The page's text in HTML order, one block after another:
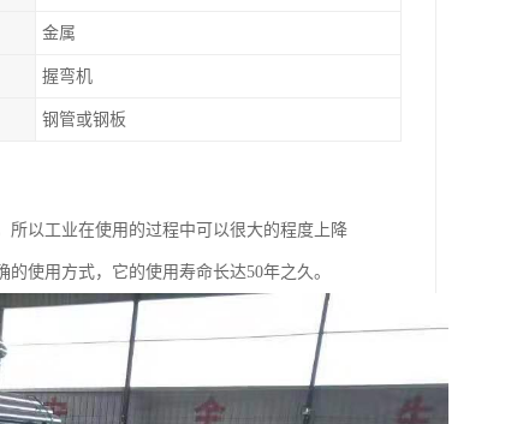
金属
握弯机
钢管或钢板
所以工业在使用的过程中可以很大的程度上降
使用方式，它的使用寿命长达50年之久。